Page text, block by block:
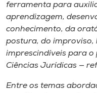
ferramenta para
aprendizagem,
conhecimento, da
postura, do improviso,
imprescindíveis para
Ciências Jurídicas —
Entre os temas